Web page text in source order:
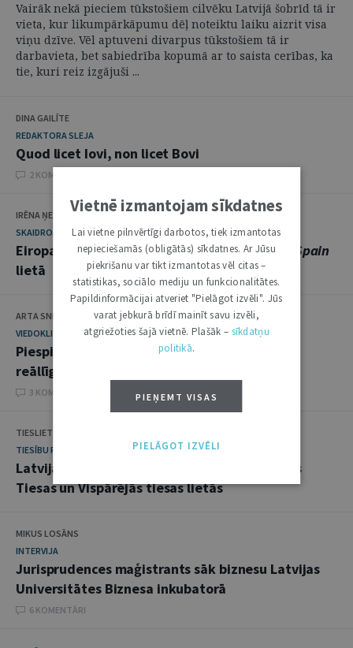
Vairāk nekā pieciem tūkstošiem cilvēku Latvijā šobrīd tā ir
vieta, kur likumpārkāpumu dēļ noteiktu laiku aizrit visa
viņu dzīve. Vēl aptuveni divarpus tūkstošiem tā ir
darbavieta, bet sabiedrība kopumā ar to saista cerības, ka
tie, kuri reiz izgājuši ...
DINA GAILĪTE
REDAKTORA SLEJA
Quod licet Iovi, non licet Bovi
2 KOMENTĀRI
IRĒNA ŅESTEROVA
SKAIDROJUMI. VIEDOKĻI
Eiropas Savienības Tiesas spriedumsGoogle Spain
lietā
ARTA SNIPE, NORMUNDS ŠLITKE
VIEDOKLIS
Piespiedu noma – konsensuāllīgums vai
reāllīgums?
3 KOMENTĀRI
TIESLIETU MINISTRIJA
TIESĪBU PRAKSE
Latvijas Republikas dalība Eiropas Savienības
Tiesas un Vispārējās tiesas lietās
MIKUS LOSĀNS
INTERVIJA
Jurisprudences maģistrants sāk biznesu Latvijas
Universitātes Biznesa inkubatorā
6 KOMENTĀRI
Vietnē izmantojam sīkdatnes
Lai vietne pilnvērtīgi darbotos, tiek izmantotas
nepieciešamās (obligātās) sīkdatnes. Ar Jūsu
piekrišanu var tikt izmantotas vēl citas –
statistikas, sociālo mediju un funkcionalitātes.
Papildinformācijai atveriet "Pielāgot izvēli". Jūs
varat jebkurā brīdī mainīt savu izvēli,
atgriežoties šajā vietnē. Plašāk – sīkdatņu
politikā.
PIEŅEMT VISAS
PIELĀGOT IZVĒLI